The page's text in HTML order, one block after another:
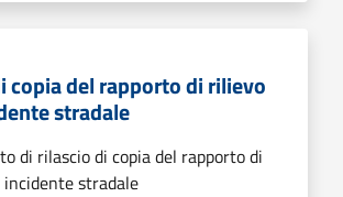
copia del rapporto di rilievo
stradale
di rilascio di copia del rapporto di
stradale